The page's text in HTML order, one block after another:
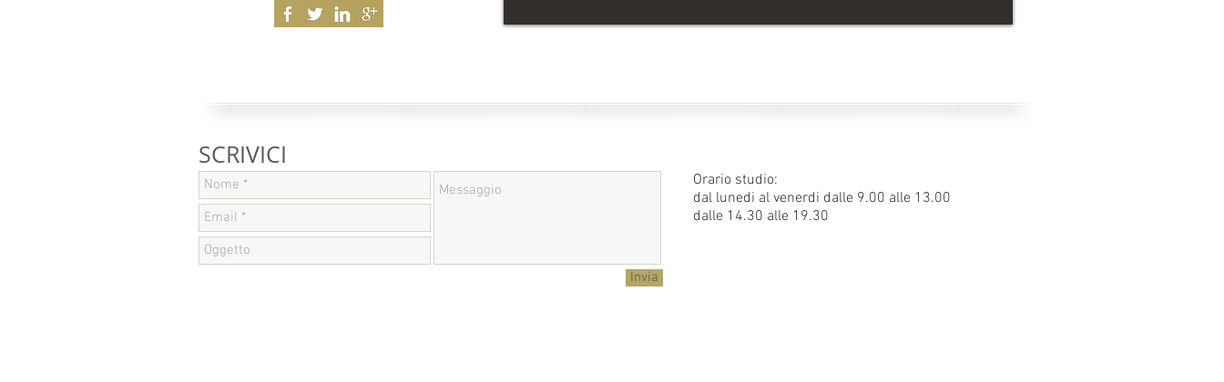
SCRIVICI
Invia
Orario studio:
dal lunedi al venerdi dalle 9.00 alle 13.00
dalle 14.30 alle 19.30